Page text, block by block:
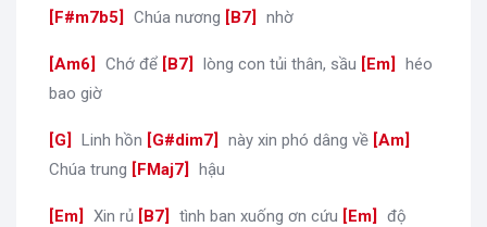
F#m7b5
Chúa nương [B7 nhờ
[Am6 Chớ để [B7 lòng con tủi thân, sầu [Em
héo
bao giờ
[G Linh hồn [G#dim7 này xin phó dâng về [Am
Chúa trung [FMaj7 hậu
[Em Xin rủ [B7 tình ban xuống ơn cứu [Em độ